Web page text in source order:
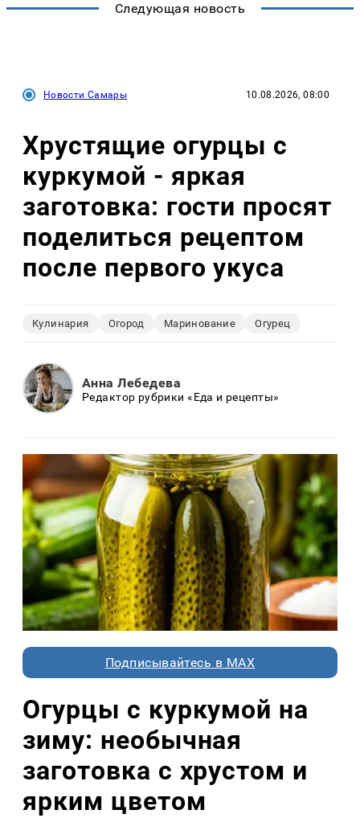
Следующая новость
Новости Самары 10.08.2026, 08:00
Хрустящие огурцы с
куркумой - яркая
заготовка: гости просят
поделиться рецептом
после первого укуса
Кулинария Огород Маринование Огурец
Анна Лебедева
Редактор рубрики «Еда и рецепты»
Подписывайтесь в MAX
Огурцы с куркумой на
зиму: необычная
заготовка с хрустом и
ярким цветом